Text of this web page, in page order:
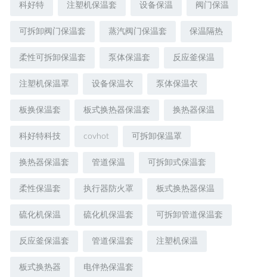
科好特 注塑机保温套 设备保温 阀门保温
可拆卸阀门保温套 蒸汽阀门保温套 保温隔热
柔性可拆卸保温套 泵体保温套 反应釜保温
注塑机保温罩 设备保温衣 泵体保温衣
板换保温套 板式换热器保温套 换热器保温
科好特科技 covhot 可拆卸保温罩
换热器保温套 管道保温 可拆卸式保温套
柔性保温套 执行器防火罩 板式换热器保温
硫化机保温 硫化机保温套 可拆卸管道保温套
反应釜保温套 管道保温套 注塑机保温
板式换热器 电伴热保温套